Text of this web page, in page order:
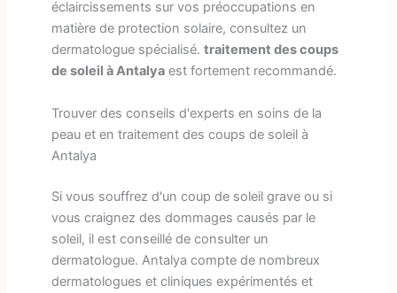
éclaircissements sur vos préoccupations en
matière de protection solaire, consultez un
dermatologue spécialisé. traitement des coups
de soleil à Antalyaest fortement recommandé.
Trouver des conseils d'experts en soins de la
peau et en traitement des coups de soleil à
Antalya
Si vous souffrez d'un coup de soleil grave ou si
vous craignez des dommages causés par le
soleil, il est conseillé de consulter un
dermatologue. Antalya compte de nombreux
dermatologues et cliniques expérimentés et